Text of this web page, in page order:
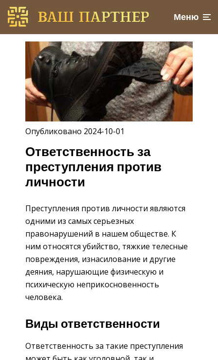
Меню
Опубликовано 2024-10-01
Ответственность за
преступления против
личности
Преступления против личности являются
одними из самых серьезных
правонарушений в нашем обществе. К
ним относятся убийство, тяжкие телесные
повреждения, изнасилование и другие
деяния, нарушающие физическую и
психическую неприкосновенность
человека.
Виды ответственности
Ответственность за такие преступления